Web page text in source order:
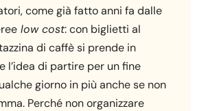
come già fatto anni fa dalle
low cost: con biglietti al
di caffè si prende in
l’idea di partire per un fine
giorno in più anche se non
Perché non organizzare